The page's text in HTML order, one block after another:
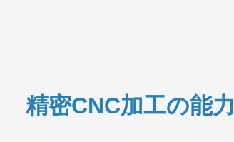
精密CNC加工の能力